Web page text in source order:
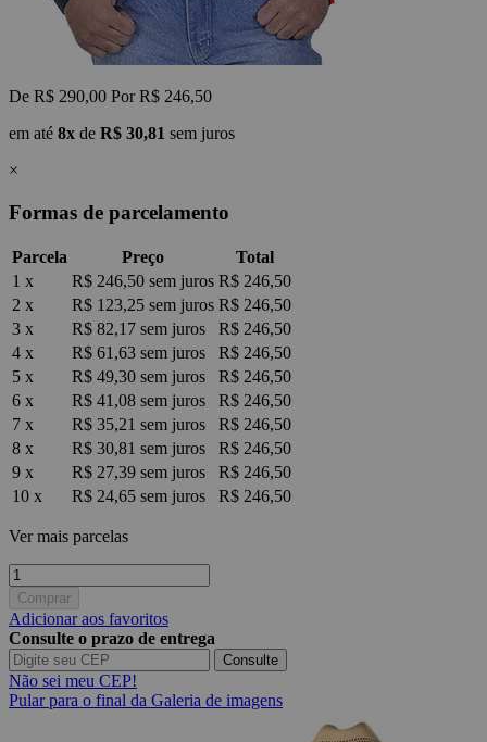
De R$ 290,00 Por R$ 246,50
em até 8x de R$ 30,81 sem juros
×
Formas de parcelamento
Parcela Preço
Total
1 x
R$ 246,50 sem juros R$ 246,50
2 x
R$ 123,25 sem juros R$ 246,50
3 x
R$ 82,17 sem juros
R$ 246,50
4 x
R$ 61,63 sem juros
R$ 246,50
5 x
R$ 49,30 sem juros
R$ 246,50
6 x
R$ 41,08 sem juros
R$ 246,50
7 x
R$ 35,21 sem juros
R$ 246,50
8 x
R$ 30,81 sem juros
R$ 246,50
9 x
R$ 27,39 sem juros
R$ 246,50
10 x
R$ 24,65 sem juros R$ 246,50
Ver mais parcelas
Comprar
Adicionar aos favoritos
Consulte o prazo de entrega
Consulte
Não sei meu CEP!
Pular para o final da Galeria de imagens